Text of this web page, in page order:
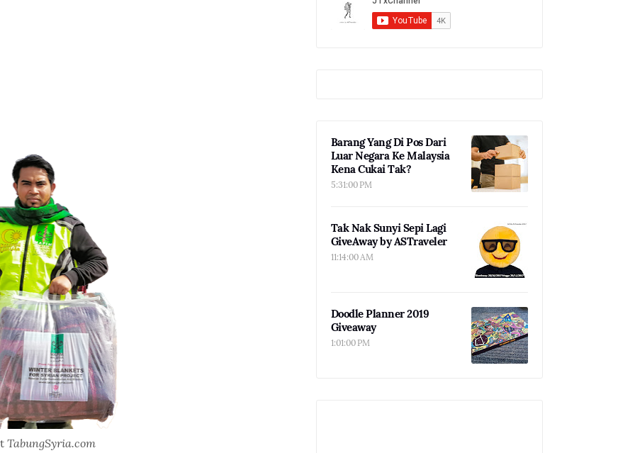
TabungSyria.com
Barang Yang Di Pos Dari
Luar Negara Ke Malaysia
Kena Cukai Tak?
5:31:00 PM
Tak Nak Sunyi Sepi Lagi
GiveAway by ASTraveler
11:14:00 AM
Doodle Planner 2019
Giveaway
1:01:00 PM